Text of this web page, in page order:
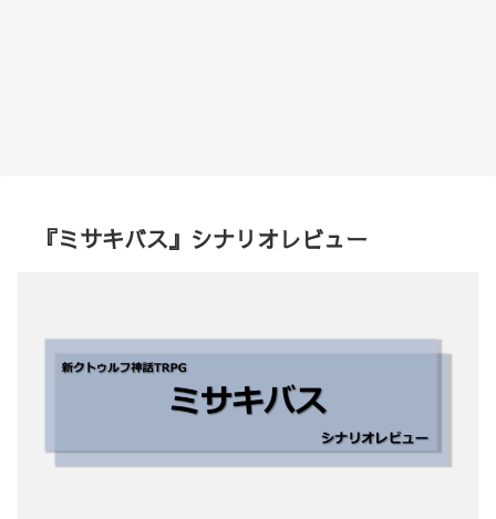
『ミサキバス』シナリオレビュー